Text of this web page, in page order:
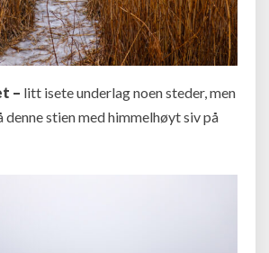
– litt isete underlag noen steder, men
stien med himmelhøyt siv på